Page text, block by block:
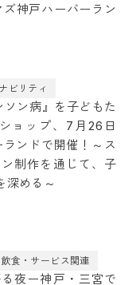
神戸ハーバーラン
ビリティ
ン病』を子どもた
ョップ、7月26日
ランドで開催！～ス
制作を通じて、子
深める～
飲食・サービス関連
夜ー神戸・三宮で